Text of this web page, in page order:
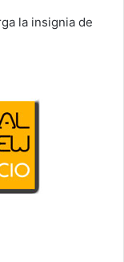
la insignia de